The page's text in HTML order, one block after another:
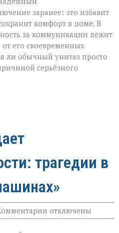
заранее: это избавит
комфорт в доме. В
за коммуникации лежит
его своевременных
ли обычный унитаз просто
серьёзного
трагедии в
к
записи
отключены